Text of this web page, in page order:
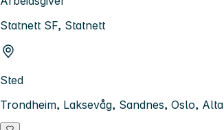
Statnett SF, Statnett
Sted
Trondheim, Laksevåg, Sandnes, Oslo, Alta